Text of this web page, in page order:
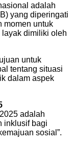
adalah
yang diperingati
momen untuk
layak dimiliki oleh
untuk
tentang situasi
dalam aspek
adalah
inklusif bagi
sosial”.